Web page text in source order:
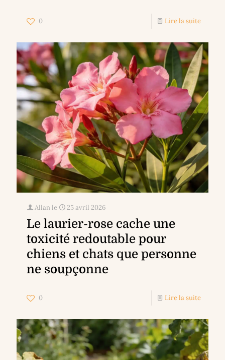
0 Lire la suite
Allan le 25 avril 2026
Le laurier-rose cache une
toxicité redoutable pour
chiens et chats que personne
ne soupçonne
0 Lire la suite